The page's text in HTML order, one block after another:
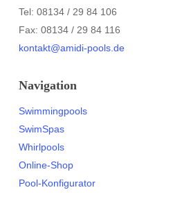
Tel: 08134 / 29 84 106
Fax: 08134 / 29 84 116
kontakt@amidi-pools.de
Navigation
Swimmingpools
SwimSpas
Whirlpools
Online-Shop
Pool-Konfigurator